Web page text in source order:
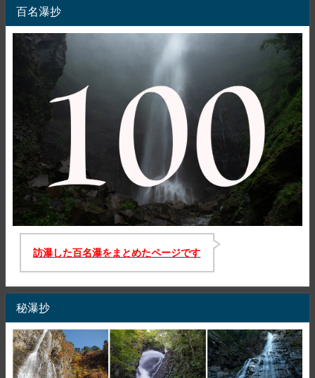
百名瀑抄
訪瀑した百名瀑をまとめたページです
秘瀑抄